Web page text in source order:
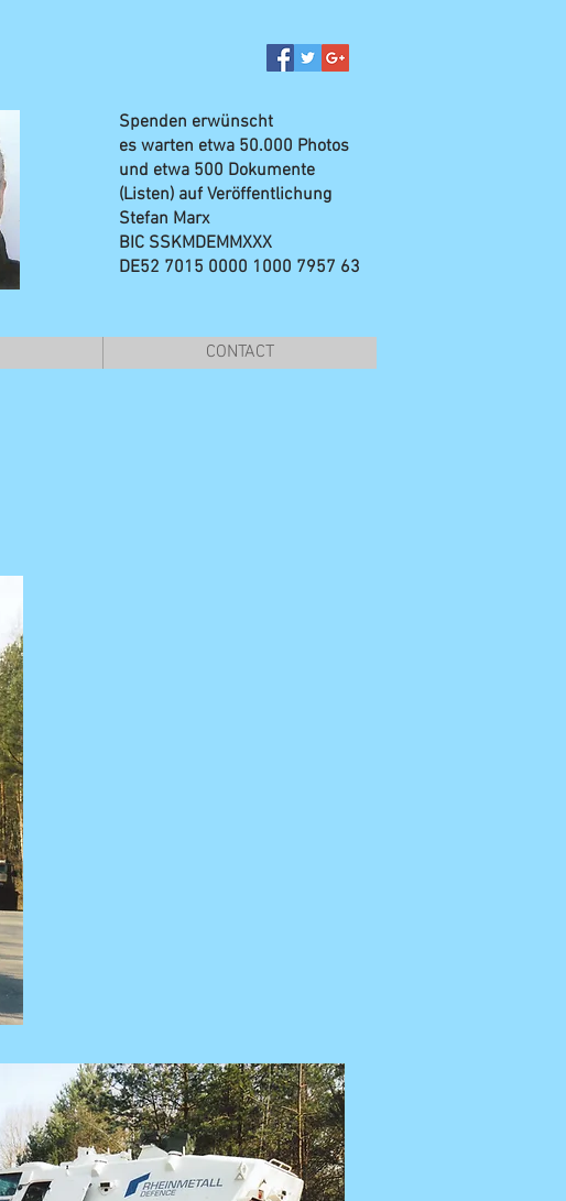
Spenden erwünscht
es warten etwa 50.000 Photos
und etwa 500 Dokumente
(Listen) auf Veröffentlichung
Stefan Marx
BIC SSKMDEMMXXX
DE52 7015 0000 1000 7957 63
CONTACT